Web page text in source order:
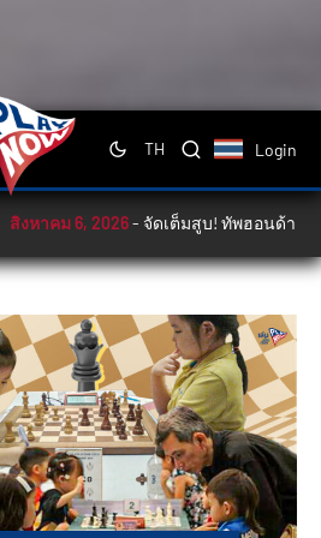
TH Login
2026-จัดเต็มสูบ! ทัพฮอนด้าลุ้นล่าโพเดีย